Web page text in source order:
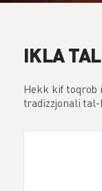
IKLA
Hekk kif toqrob
tradizzjonali tal-